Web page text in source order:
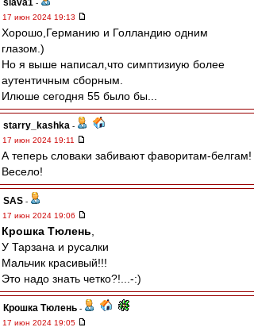
slava1 -
17 июн 2024 19:13
Хорошо,Германию и Голландию одним
глазом.)
Но я выше написал,что симптизиую более
аутентичным сборным.
Илюше сегодня 55 было бы...
starry_kashka -
17 июн 2024 19:11
А теперь словаки забивают фаворитам-белгам!
Весело!
SAS -
17 июн 2024 19:06
Крошка Тюлень
У Тарзана и русалки
Мальчик красивый!!!
Это надо знать четко?!...-:)
Крошка Тюлень -
17 июн 2024 19:05